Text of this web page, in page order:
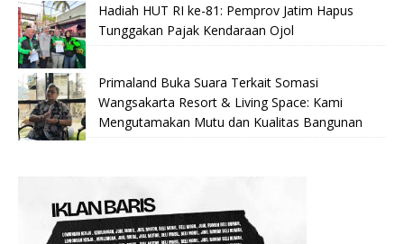
Hadiah HUT RI ke-81: Pemprov Jatim Hapus
Tunggakan Pajak Kendaraan Ojol
Primaland Buka Suara Terkait Somasi
Wangsakarta Resort & Living Space: Kami
Mengutamakan Mutu dan Kualitas Bangunan